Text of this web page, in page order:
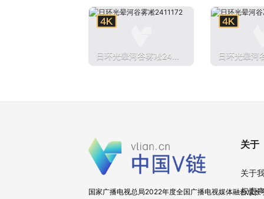
日环光晕河谷雾凇241
日环光晕河
国家广播电视总局2022年度全国广播电视媒体融合成长
关于
关于
权责